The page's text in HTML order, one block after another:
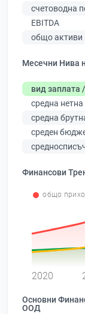
счетоводна
EBITDA
общо активи
Месечни Нива
вид заплата
средна
средна
среден
Финансови
общо
2020
Основни
ООД